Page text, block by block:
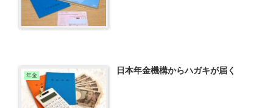
年金 日本年金機構からハガキが届く